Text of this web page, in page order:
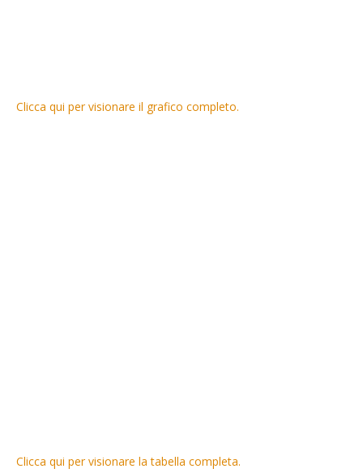
Clicca qui per visionare il grafico completo.
Clicca qui per visionare la tabella completa.